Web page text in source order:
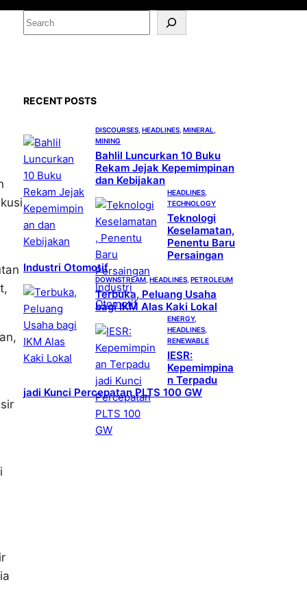
S
e
RECENT POSTS
DISCOURSES HEADLINES MINERAL
MINING
Bahlil Luncurkan 10 Buku
Rekam Jejak Kepemimpinan
dan Kebijakan
HEADLINES
TECHNOLOGY
Teknologi
Keselamatan,
Penentu Baru
Persaingan
Industri Otomotif
DOWNSTREAM HEADLINES PETROLEUM
Terbuka, Peluang Usaha
bagi IKM Alas Kaki Lokal
ENERGY
HEADLINES
RENEWABLE
IESR:
Kepemimpina
n Terpadu
jadi Kunci Percepatan PLTS 100 GW